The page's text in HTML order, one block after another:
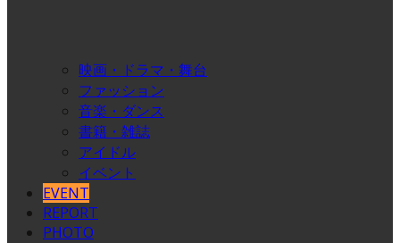
映画・ドラマ・舞台
ファッション
音楽・ダンス
書籍・雑誌
アイドル
イベント
EVENT
REPORT
PHOTO